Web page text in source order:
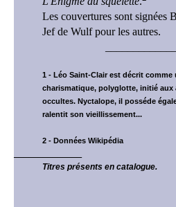
Les couvertures sont signées
Jef de Wulf pour les autres.
1 - Léo Saint-Clair est décrit comme
charismatique, polyglotte, initié aux
occultes. Nyctalope, il posséde
ralentit son vieillissement...
2 - Données Wikipédia
Titres présents en catalogue.